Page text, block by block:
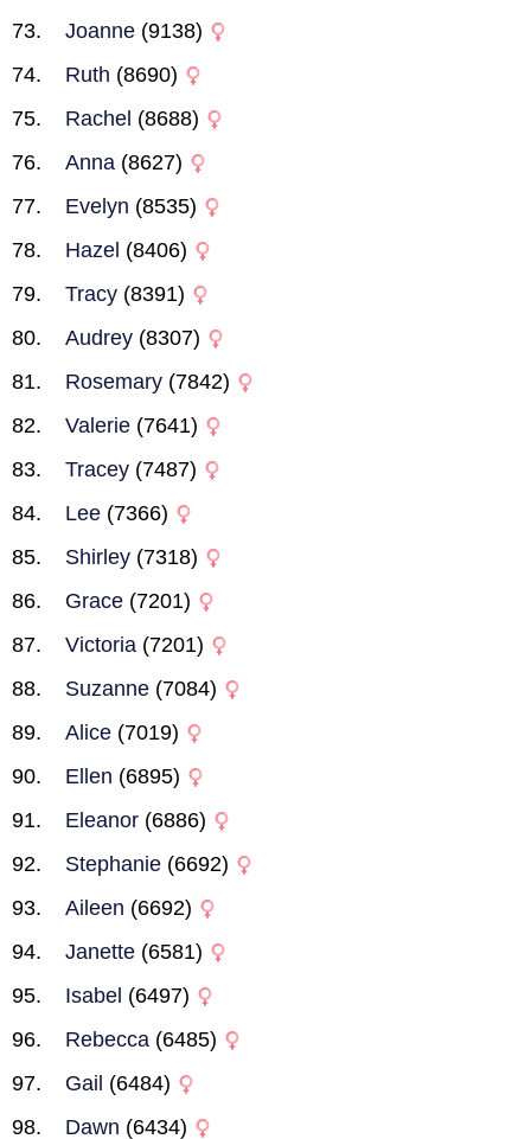
Joanne (9138)
Ruth (8690)
Rachel (8688)
Anna (8627)
Evelyn (8535)
Hazel (8406)
Tracy (8391)
Audrey (8307)
Rosemary (7842)
Valerie (7641)
Tracey (7487)
Lee (7366)
Shirley (7318)
Grace (7201)
Victoria (7201)
Suzanne (7084)
Alice (7019)
Ellen (6895)
Eleanor (6886)
Stephanie (6692)
Aileen (6692)
Janette (6581)
Isabel (6497)
Rebecca (6485)
Gail (6484)
Dawn (6434)